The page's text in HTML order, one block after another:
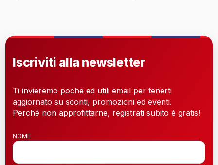
Iscriviti alla newsletter
Ti invieremo poche ed utili email per tenerti
aggiornato su sconti, promozioni ed eventi.
Perché non approfittarne, registrati subito è gratis!
NOME